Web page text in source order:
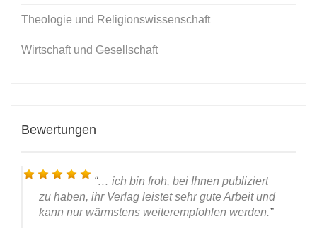
Theologie und Religionswissenschaft
Wirtschaft und Gesellschaft
Bewertungen
… ich bin froh, bei Ihnen publiziert
zu haben, ihr Verlag leistet sehr gute Arbeit und
kann nur wärmstens weiterempfohlen werden.